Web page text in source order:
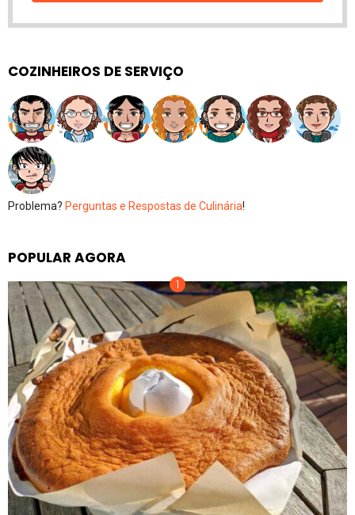
COZINHEIROS DE SERVIÇO
Problema? Perguntas e Respostas de Culinária!
POPULAR AGORA